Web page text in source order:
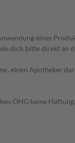
eines
dich bitte direkt an
einen Apotheker
OHG keine